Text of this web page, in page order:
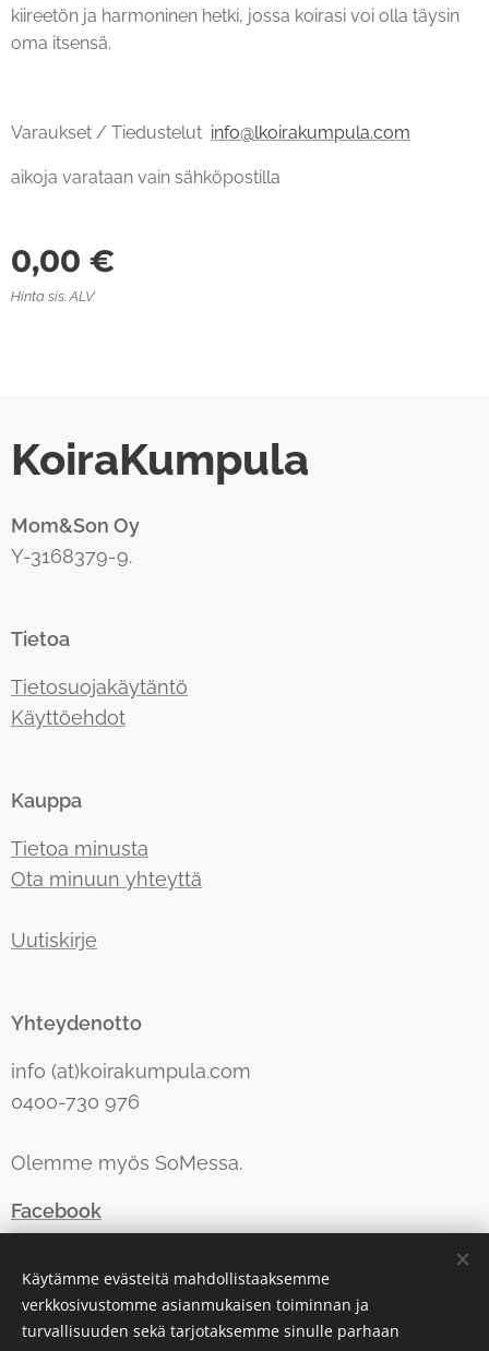
kiireetön ja harmoninen hetki, jossa koirasi voi olla täysin
oma itsensä.
Varaukset / Tiedustelut info@lkoirakumpula.com
aikoja varataan vain sähköpostilla
0,00 €
Hinta sis. ALV
KoiraKumpula
Mom&Son Oy
Y-3168379-9.
Tietoa
Tietosuojakäytäntö
Käyttöehdot
Kauppa
Tietoa minusta
Ota minuun yhteyttä
Uutiskirje
Yhteydenotto
info (at)koirakumpula.com
0400-730 976
Olemme myös SoMessa.
Facebook
Evästeet
Käytämme evästeitä mahdollistaaksemme
verkkosivustomme asianmukaisen toiminnan ja
turvallisuuden sekä tarjotaksemme sinulle parhaan